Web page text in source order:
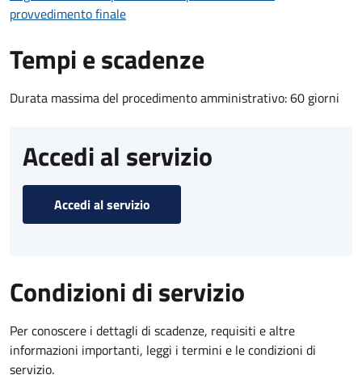
provvedimento finale
Tempi e scadenze
Durata massima del procedimento amministrativo: 60 giorni
Accedi al servizio
Accedi al servizio
Condizioni di servizio
Per conoscere i dettagli di scadenze, requisiti e altre
informazioni importanti, leggi i termini e le condizioni di
servizio.